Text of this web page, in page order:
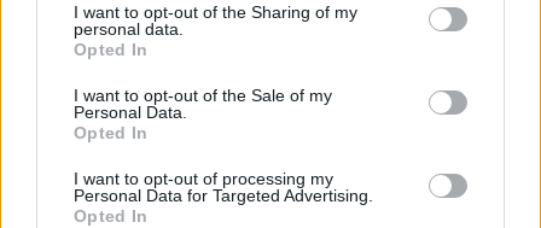
I want to opt-out of the Sharing of my
personal data.
Opted In
I want to opt-out of the Sale of my
Personal Data.
Opted In
I want to opt-out of processing my
Personal Data for Targeted Advertising.
Opted In